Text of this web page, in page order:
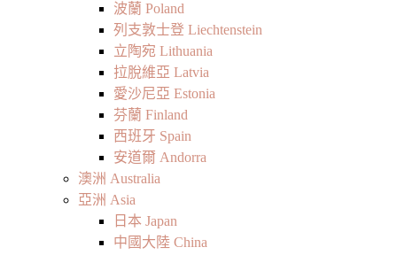
波蘭 Poland
列支敦士登 Liechtenstein
立陶宛 Lithuania
拉脫維亞 Latvia
愛沙尼亞 Estonia
芬蘭 Finland
西班牙 Spain
安道爾 Andorra
澳洲 Australia
亞洲 Asia
日本 Japan
中國大陸 China